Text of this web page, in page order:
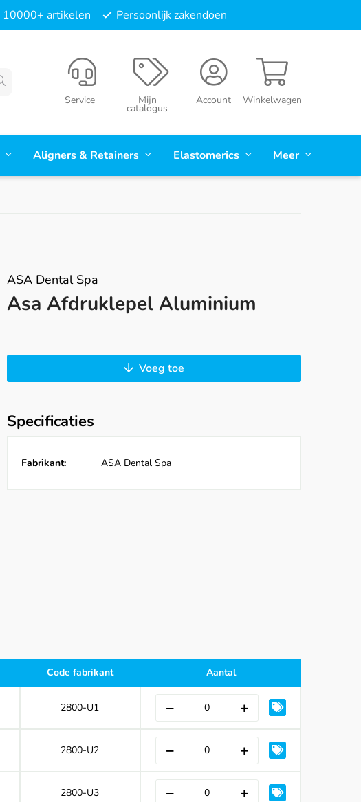
10000+ artikelen Persoonlijk zakendoen
Winkelwagen
Account
Mijn
catalogus
Service
Aligners & Retainers Elastomerics Meer
ASA Dental Spa
Asa Afdruklepel Aluminium
Voeg toe
Specificaties
Fabrikant: ASA Dental Spa
Code fabrikant Aantal
2800-U1
2800-U2
2800-U3